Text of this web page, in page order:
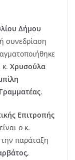
Δήμου
συνεδρίαση
κ. Χρυσούλα
.
Επιτροπής
ο κ.
παράταξη